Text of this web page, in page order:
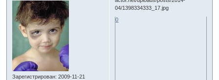
Зарегистрирован: 2009-11-21
0